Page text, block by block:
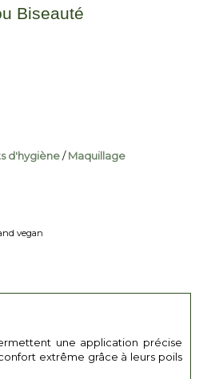
Biseauté
d'hygiène/Maquillage
vegan
une application précise
extrême grâce à leurs poils